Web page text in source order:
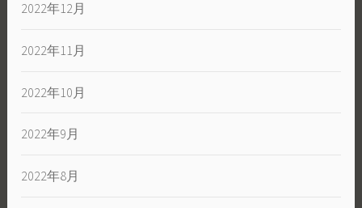
2022年12月
2022年11月
2022年10月
2022年9月
2022年8月